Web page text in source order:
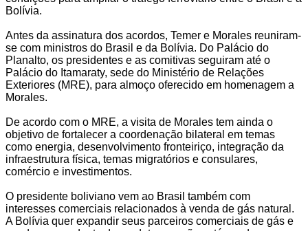
Bolívia.
Antes da assinatura dos acordos, Temer e Morales reuniram-
se com ministros do Brasil e da Bolívia. Do Palácio do
Planalto, os presidentes e as comitivas seguiram até o
Palácio do Itamaraty, sede do Ministério de Relações
Exteriores (MRE), para almoço oferecido em homenagem a
Morales.
De acordo com o MRE, a visita de Morales tem ainda o
objetivo de fortalecer a coordenação bilateral em temas
como energia, desenvolvimento fronteiriço, integração da
infraestrutura física, temas migratórios e consulares,
comércio e investimentos.
O presidente boliviano vem ao Brasil também com
interesses comerciais relacionados à venda de gás natural.
A Bolívia quer expandir seus parceiros comerciais de gás e